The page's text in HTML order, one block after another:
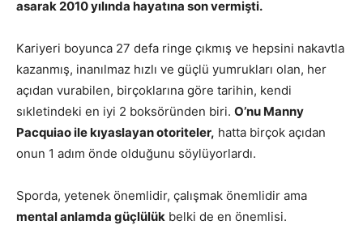
asarak 2010 yılında hayatına son vermişti.
Kariyeri boyunca 27 defa ringe çıkmış ve hepsini nakavtla
kazanmış, inanılmaz hızlı ve güçlü yumrukları olan, her
açıdan vurabilen, birçoklarına göre tarihin, kendi
sıkletindeki en iyi 2 boksöründen biri. O’nu Manny
Pacquiao ile kıyaslayan otoriteler, hatta birçok açıdan
onun 1 adım önde olduğunu söylüyorlardı.
Sporda, yetenek önemlidir, çalışmak önemlidir ama
mental anlamda güçlülük belki de en önemlisi.